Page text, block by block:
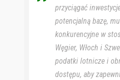
przyciągać
potencjalną bazę,
konkurencyjne w
Węgier, Włoch i
podatki lotnicze i
dostępu, aby